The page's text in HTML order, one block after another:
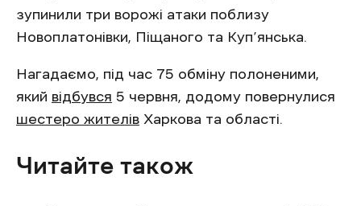
зупинили три ворожі атаки поблизу
Новоплатонівки, Піщаного та Куп’янська.
Нагадаємо, під час 75 обміну полоненими,
який відбувся 5 червня, додому повернулися
шестеро жителів Харкова та області.
Читайте також